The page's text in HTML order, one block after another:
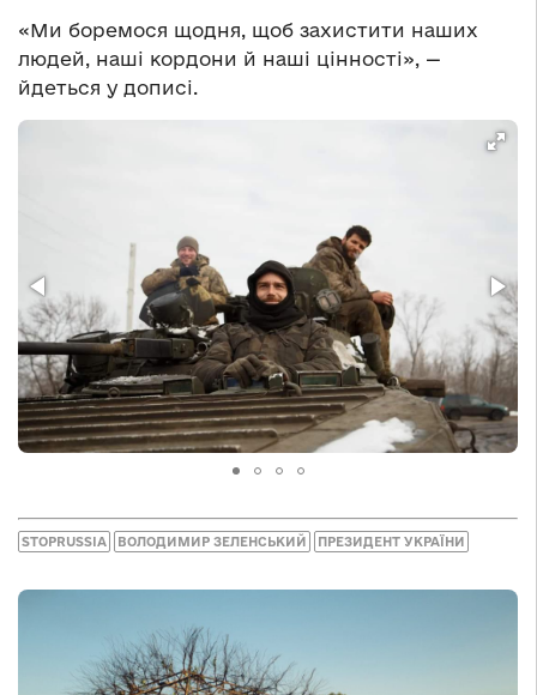
«Ми боремося щодня, щоб захистити наших
людей, наші кордони й наші цінності», —
йдеться у дописі.
STOPRUSSIA ВОЛОДИМИР ЗЕЛЕНСЬКИЙ ПРЕЗИДЕНТ УКРАЇНИ